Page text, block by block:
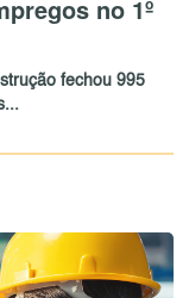
no 1º
fechou 995